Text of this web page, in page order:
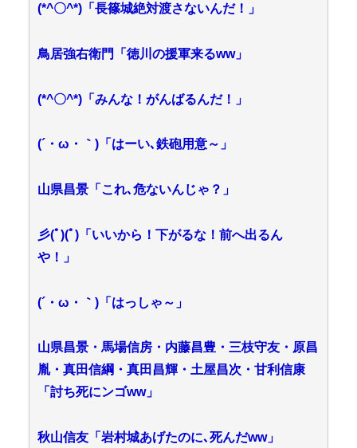
(*^〇^*)「長篠城絶対渡さないんだ！」
鳥居強右衛門「徳川の援軍来るww」
(*^〇^*)「みんな！がんばるんだ！」
(´・ω・｀)「はーい､鉄砲用意～」
山県昌景「これ､危ないんじゃ？」
彡(ﾟ)(ﾟ)「いいから！下がるな！前へ出るん
や！」
(´・ω・｀)「はっしゃ～」
山県昌景・馬場信房・内藤昌豊・三枝守友・原昌
胤・真田信綱・真田昌輝・土屋昌次・甘利信康
「討ち死にンゴww」
秋山信友「岩村城あげたのに､死んだww」